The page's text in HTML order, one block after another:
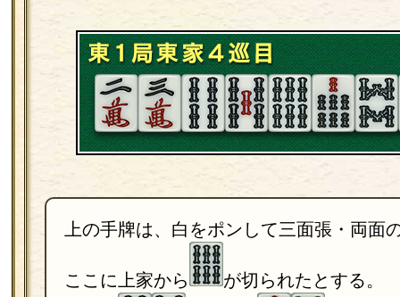
上の手牌は、白をポンして三面張・両面
ここに上家から が切られたとする。